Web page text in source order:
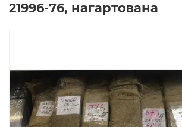
21996-76, нагартована